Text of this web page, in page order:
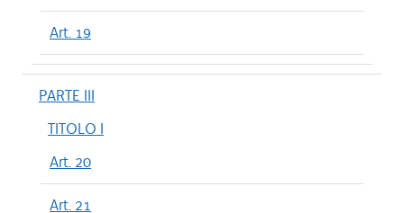
Art. 19
PARTE III
TITOLO I
Art. 20
Art. 21